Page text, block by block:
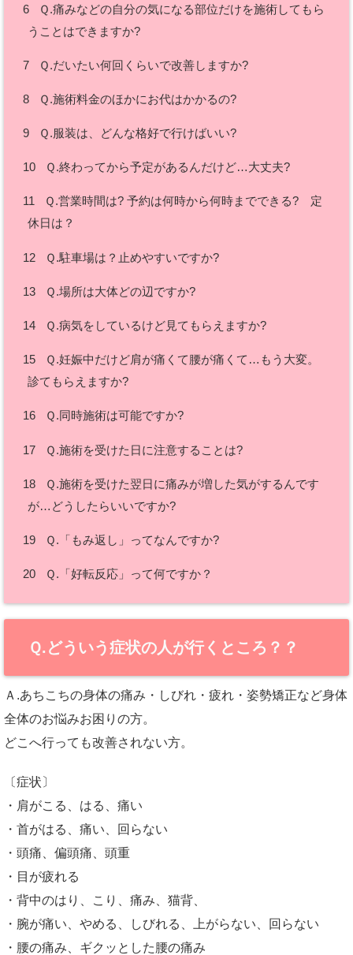
6
Ｑ.痛みなどの自分の気になる部位だけを施術してもら
うことはできますか?
7 Ｑ.だいたい何回くらいで改善しますか?
8 Ｑ.施術料金のほかにお代はかかるの?
9 Ｑ.服装は、どんな格好で行けばいい?
10 Ｑ.終わってから予定があるんだけど…大丈夫?
11
Ｑ.営業時間は? 予約は何時から何時までできる? 定
休日は？
12 Ｑ.駐車場は？止めやすいですか?
13 Ｑ.場所は大体どの辺ですか?
14 Ｑ.病気をしているけど見てもらえますか?
15
Ｑ.妊娠中だけど肩が痛くて腰が痛くて…もう大変。
診てもらえますか?
16 Ｑ.同時施術は可能ですか?
17 Ｑ.施術を受けた日に注意することは?
18
Ｑ.施術を受けた翌日に痛みが増した気がするんです
が…どうしたらいいですか?
19 Ｑ.「もみ返し」ってなんですか?
20 Ｑ.「好転反応」って何ですか？
Ｑ.どういう症状の人が行くところ？？
Ａ.あちこちの身体の痛み・しびれ・疲れ・姿勢矯正など身体
全体のお悩みお困りの方。
どこへ行っても改善されない方。
〔症状〕
・肩がこる、はる、痛い
・首がはる、痛い、回らない
・頭痛、偏頭痛、頭重
・目が疲れる
・背中のはり、こり、痛み、猫背、
・腕が痛い、やめる、しびれる、上がらない、回らない
・腰の痛み、ギクッとした腰の痛み